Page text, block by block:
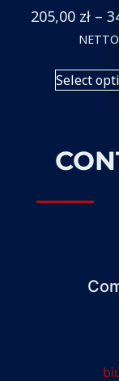
205,00 zł –
NETTO
Select